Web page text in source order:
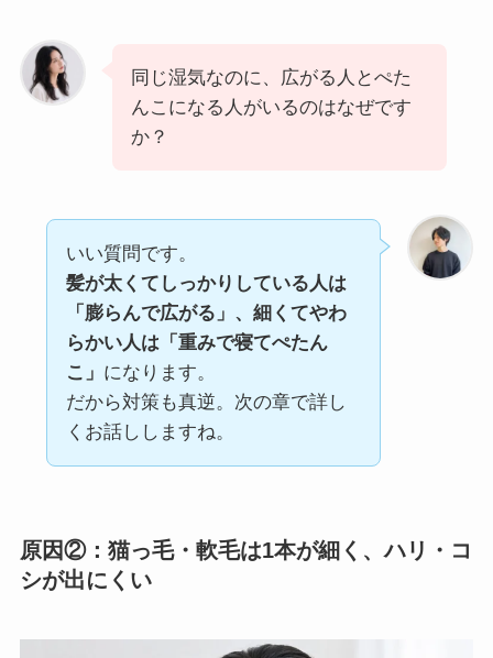
同じ湿気なのに、広がる人とぺた
んこになる人がいるのはなぜです
か？
いい質問です。
髪が太くてしっかりしている人は
「膨らんで広がる」、細くてやわ
らかい人は「重みで寝てぺたん
こ」 になります。
だから対策も真逆。次の章で詳し
くお話ししますね。
原因②：猫っ毛・軟毛は1本が細く、ハリ・コ
シが出にくい